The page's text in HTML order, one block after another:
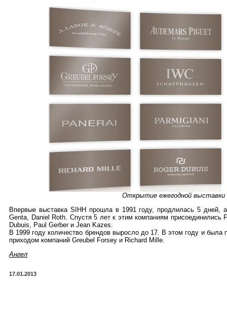
Открытие ежегодной выставки
Впервые выставка SIHH прошла в 1991 году, продлилась 5 дней,
Genta, Daniel Roth. Спустя 5 лет к этим компаниям
Dubuis, Paul Gerber и Jean Kazes.
В 1999 году количество брендов выросло до 17. В этом году и
приходом компаний Greubel Forsey и Richard Mille.
Ангел
17.01.2013